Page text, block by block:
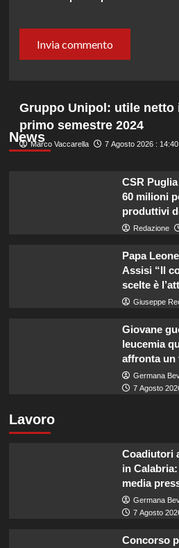
News
Gruppo Unipol: utile netto
primo semestre 2024
Marco Vaccarella 7 Agosto 2026 : 14:40
CSR
60 milioni
produttivi
Redazione
Papa
Assisi “Il
scelte è
Giuseppe
Giovane
leucemia
affronta un
Germana
7 Agosto
Lavoro
Coadiutori
in
media
Germana
7 Agosto
Concorso